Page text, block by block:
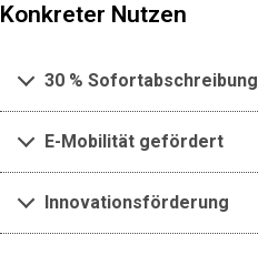
Konkreter Nutzen
30 % Sofortabschreibung
E-Mobilität gefördert
Innovationsförderung